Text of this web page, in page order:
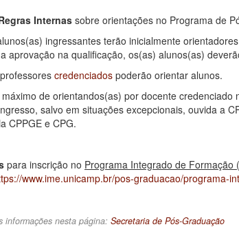
Internas sobre orientações no Programa de
ingressantes terão inicialmente orientadores
aprovação na qualificação, os(as) alunos(as)
credenciados poderão orientar alunos.
de orientandos(as) por docente credenciado
salvo em situações excepcionais, ouvida a
CPPGE e CPG.
para inscrição no Programa Integrado de Formação
www.ime.unicamp.br/pos-graduacao/programa-
informações nesta página: Secretaria de Pós-Graduação